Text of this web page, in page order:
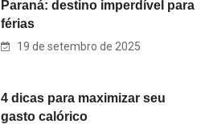
Paraná: destino imperdível para
férias
19 de setembro de 2025
4 dicas para maximizar seu
gasto calórico